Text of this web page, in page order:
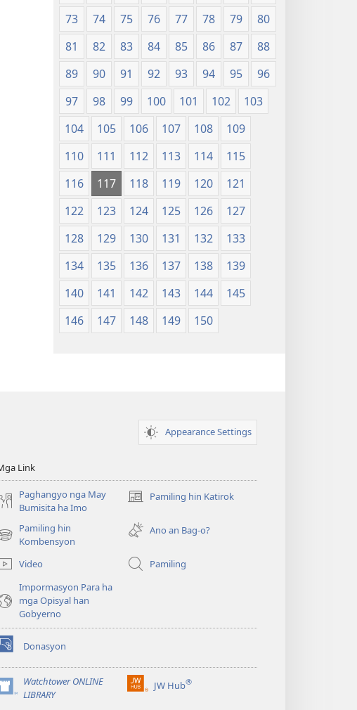
73
74 75 76 77 78 79
80
81
82 83 84 85 86 87
88
89
90 91 92 93 94 95
96
97
98 99 100 101 102
103
104
105 106 107 108
109
110
111 112 113 114
115
116
117 118 119 120
121
122
123 124 125 126
127
128
129 130 131 132
133
134
135 136 137 138
139
140
141 142 143 144
145
146
147 148 149 150
Appearance Settings
Link
Paghangyo nga May
Bumisita ha Imo
Pamiling hin Katirok
(opens
window)
Pamiling hin
Kombensyon
Ano an Bag-o?
Video
Pamiling
Impormasyon Para ha
mga Opisyal han
Gobyerno
Donasyon
Watchtower ONLINE
LIBRARY
JW Hub®
(opens